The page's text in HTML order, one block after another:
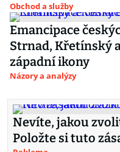
Obchod a služby
Emancipace
Strnad, Křetínský
západní ikony
Názory a analýzy
Nevíte, jakou
Položte si tuto